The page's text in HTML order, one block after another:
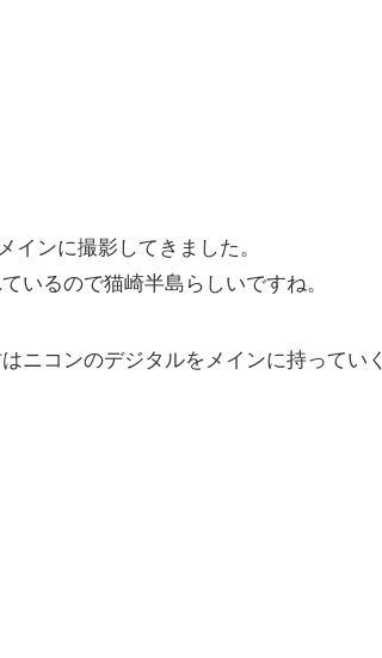
インに撮影してきました。
いるので猫崎半島らしいですね。
ニコンのデジタルをメインに持っていく